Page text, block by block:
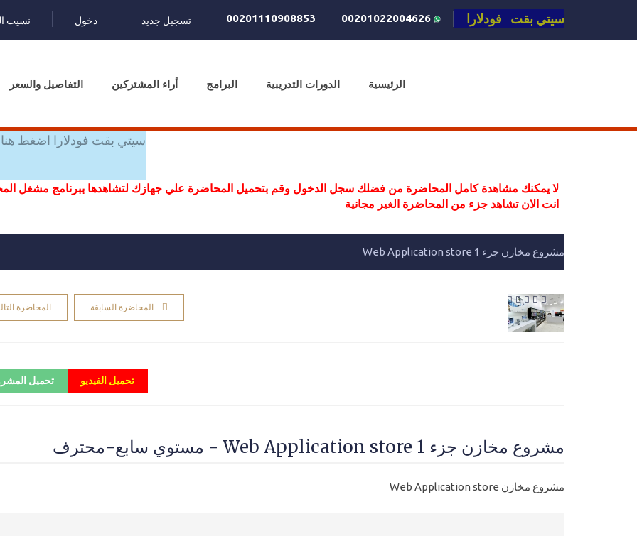
سيتي بقت فودلارا 00201110908853 تسجيل جديد دخول نسيت
الرئيسية الدورات التدريبية البرامج أراء المشتركين التفاصيل والسعر
سيتي بقت فودلارا اضغط
لا يمكنك مشاهدة كامل المحاضرة من فضلك سجل الدخول وقم بتحميل المحاضرة علي جهازك لتشاهدها ببرنامج مشغل
انت الان تشاهد جزء من المحاضرة الغير مجانية
مشروع مخازن جزء 1 Web Application store
المحاضرة السابقة المحاضرة
تحميل تحميل الفيديو
مشروع مخازن جزء 1 Web Application store - مستوي سابع-محترف
مشروع مخازن Web Application store